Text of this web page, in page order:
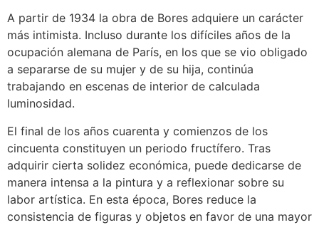
A partir de 1934 la obra de Bores adquiere un carácter
más intimista. Incluso durante los difíciles años de la
ocupación alemana de París, en los que se vio obligado
a separarse de su mujer y de su hija, continúa
trabajando en escenas de interior de calculada
luminosidad.
El final de los años cuarenta y comienzos de los
cincuenta constituyen un periodo fructífero. Tras
adquirir cierta solidez económica, puede dedicarse de
manera intensa a la pintura y a reflexionar sobre su
labor artística. En esta época, Bores reduce la
consistencia de figuras y objetos en favor de una mayor